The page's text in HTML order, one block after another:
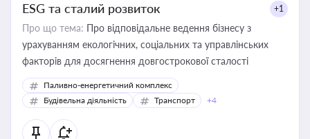
ESG та сталий розвиток +1
Про що тема: Про відповідальне ведення бізнесу з
урахуванням екологічних, соціальних та управлінських
факторів для досягнення довгострокової сталості
Паливно-енергетичний комплекс
Будівельна діяльність
Транспорт +4